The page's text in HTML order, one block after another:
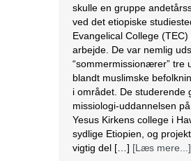
skulle en gruppe
ved det etiopiske
Evangelical College (TEC)
arbejde. De var nemlig
“sommermissionærer” tre
blandt muslimske
i området. De studerende
missiologi-uddannelsen
Yesus Kirkens college i
sydlige Etiopien, og
vigtig del […] [Læs mere...]